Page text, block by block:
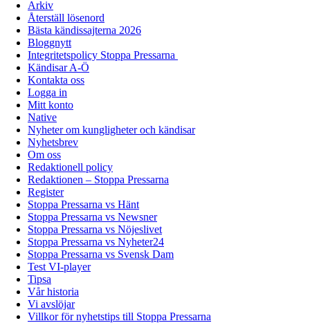
Arkiv
Återställ lösenord
Bästa kändissajterna 2026
Bloggnytt
Integritetspolicy Stoppa Pressarna
Kändisar A-Ö
Kontakta oss
Logga in
Mitt konto
Native
Nyheter om kungligheter och kändisar
Nyhetsbrev
Om oss
Redaktionell policy
Redaktionen – Stoppa Pressarna
Register
Stoppa Pressarna vs Hänt
Stoppa Pressarna vs Newsner
Stoppa Pressarna vs Nöjeslivet
Stoppa Pressarna vs Nyheter24
Stoppa Pressarna vs Svensk Dam
Test VI-player
Tipsa
Vår historia
Vi avslöjar
Villkor för nyhetstips till Stoppa Pressarna